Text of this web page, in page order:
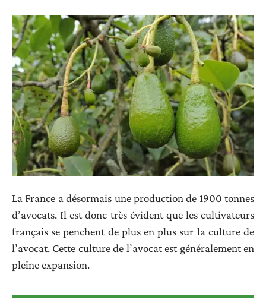
La France a désormais une production de 1900 tonnes
d’avocats. Il est donc très évident que les cultivateurs
français se penchent de plus en plus sur la culture de
l’avocat. Cette culture de l’avocat est généralement en
pleine expansion.